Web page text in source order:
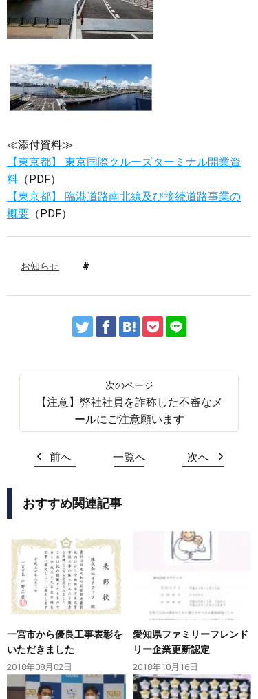
≪添付資料≫
【東京都】 東京国際クルーズターミナル開業資
料 （PDF）
【東京都】 臨港道路南北線及び接続道路事業の
概要 （PDF）
お知らせ
【注意】弊社社員を詐称した不審なメ
ールにご注意願います
前へ 一覧へ 次へ
おすすめ関連記事
一宮市から優良工事表彰を
いただきました
2018年08月02日
愛知県ファミリーフレンド
リー企業更新認定
2018年10月16日